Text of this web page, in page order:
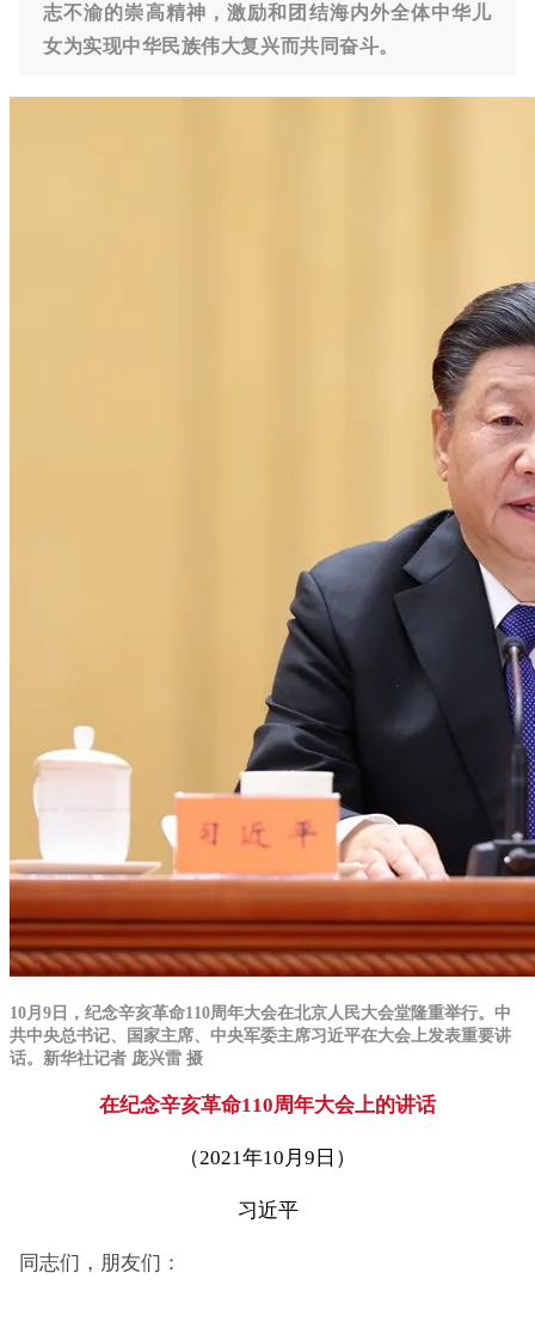
志不渝的崇高精神，激励和团结海内外全体中华儿
女为实现中华民族伟大复兴而共同奋斗。
10月9日，纪念辛亥革命110周年大会在北京人民大会堂隆重举行。中
共中央总书记、国家主席、中央军委主席习近平在大会上发表重要讲
话。新华社记者 庞兴雷 摄
在纪念辛亥革命110周年大会上的讲话
（2021年10月9日）
习近平
同志们，朋友们：